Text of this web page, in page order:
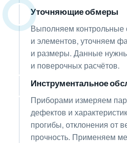
Уточняющие обмеры
Выполняем контрольные
и элементов, уточняем
и размеры. Данные
и поверочных расчётов.
Инструментальное
Приборами измеряем
дефектов и
прогибы, отклонения от
прочность. Применяем